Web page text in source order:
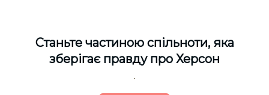
Cтаньте частиною спільноти, яка
зберігає правду про Херсон